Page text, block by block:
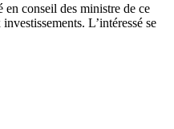
conseil des ministre de ce
L’intéressé se